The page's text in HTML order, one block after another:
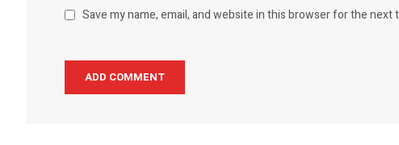
Save my name, email, and website in this browser for the next